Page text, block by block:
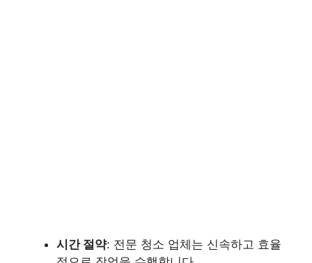
시간 절약: 전문 청소 업체는 신속하고 효율